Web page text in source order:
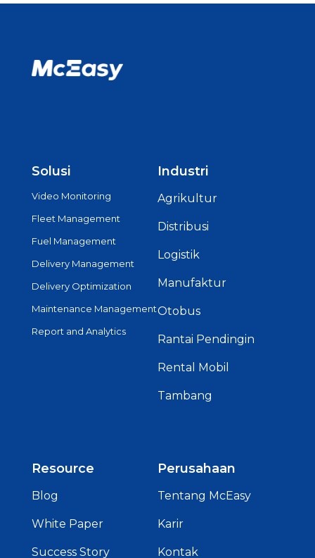
Solusi
Video Monitoring
Fleet Management
Fuel Management
Delivery Management
Delivery Optimization
Maintenance Management
Report and Analytics
Industri
Agrikultur
Distribusi
Logistik
Manufaktur
Otobus
Rantai Pendingin
Rental Mobil
Tambang
Resource
Blog
White Paper
Success Story
Perusahaan
Tentang McEasy
Karir
Kontak